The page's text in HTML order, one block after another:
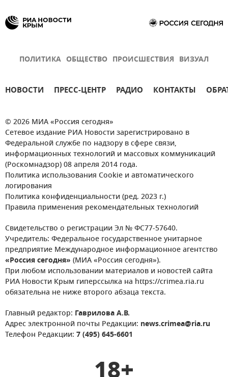
ПОЛИТИКА ОБЩЕСТВО ПРОИСШЕСТВИЯ ВИЗУАЛ
НОВОСТИ ПРЕСС-ЦЕНТР РАДИО КОНТАКТЫ
© 2026 МИА «Россия сегодня»
Сетевое издание РИА Новости зарегистрировано в
Федеральной службе по надзору в сфере связи,
информационных технологий и массовых коммуникаций
(Роскомнадзор) 08 апреля 2014 года.
Политика использования Cookie и автоматического
логирования
Политика конфиденциальности (ред. 2023 г.)
Правила применения рекомендательных технологий
Свидетельство о регистрации Эл № ФС77-57640.
Учредитель: Федеральное государственное унитарное
предприятие Международное информационное агентство
«Россия сегодня» (МИА «Россия сегодня»).
При любом использовании материалов и новостей сайта
РИА Новости Крым гиперссылка на https://crimea.ria.ru
обязательна не ниже второго абзаца текста.
Главный редактор: Гаврилова А.В.
Адрес электронной почты Редакции: news.crimea@ria.ru
Телефон Редакции: 7 (495) 645-6601